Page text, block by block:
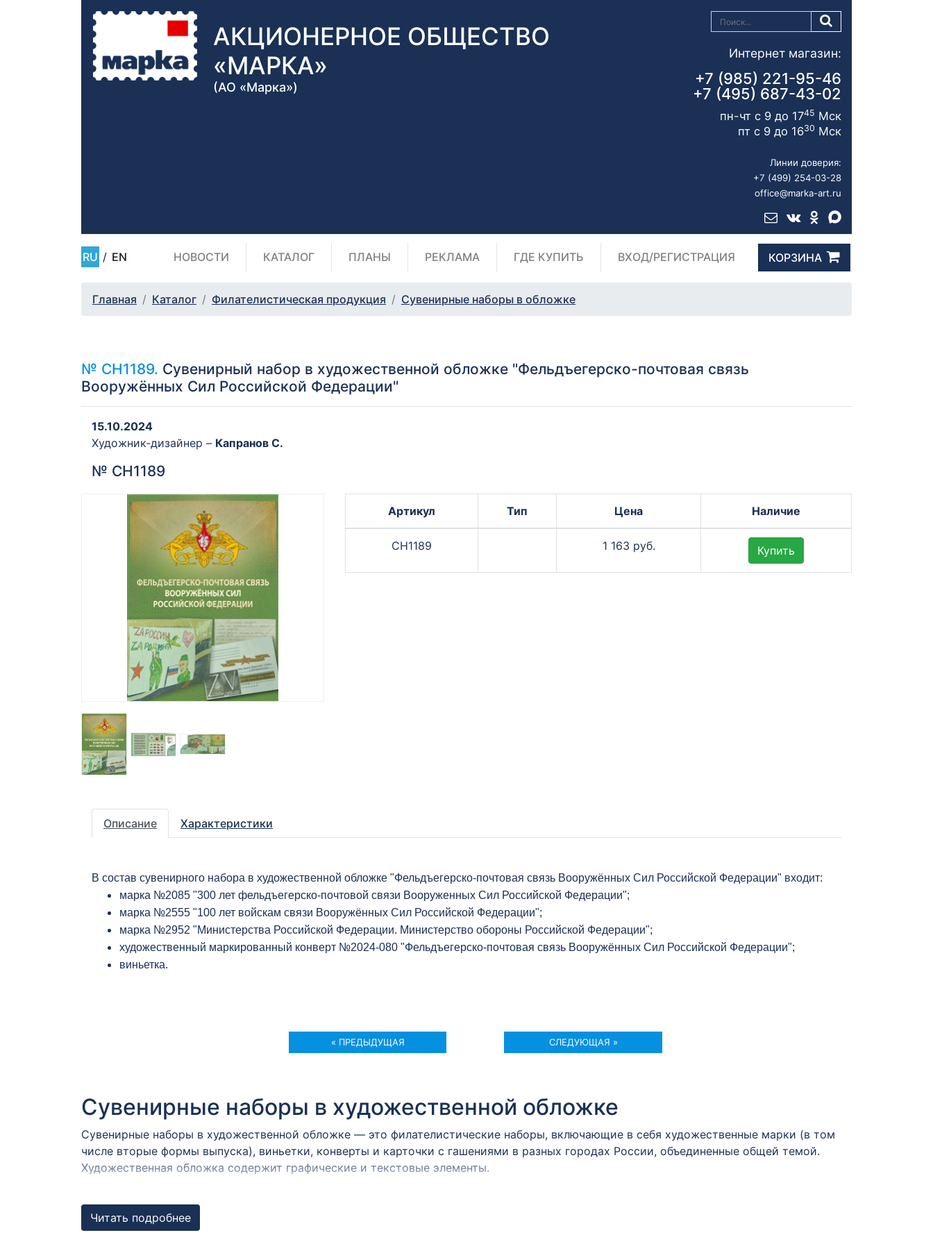
АКЦИОНЕРНОЕ ОБЩЕСТВО
«МАРКА»
(АО «Марка»)
Интернет магазин:
+7 (985) 221-95-46
+7 (495) 687-43-02
пн-чт с 9 до 1745 Мск
пт с 9 до 1630 Мск
Линии доверия:
+7 (499) 254-03-28
office@marka-art.ru
RU / EN НОВОСТИ КАТАЛОГ ПЛАНЫ РЕКЛАМА ГДЕ КУПИТЬ ВХОД/РЕГИСТРАЦИЯ КОРЗИНА
Главная Каталог Филателистическая продукция Сувенирные наборы в обложке
№ СН1189. Сувенирный набор в художественной обложке "Фельдъегерско-почтовая связь
Вооружённых Сил Российской Федерации"
15.10.2024
Художник-дизайнер – Капранов С.
№ СН1189
Артикул Тип Цена Наличие
СН1189 1 163 руб. Купить
Описание Характеристики
В состав сувенирного набора в художественной обложке "Фельдъегерско-почтовая связь Вооружённых Сил Российской Федерации" входит:
марка №2085 "300 лет фельдъегерско-почтовой связи Вооруженных Сил Российской Федерации";
марка №2555 "100 лет войскам связи Вооружённых Сил Российской Федерации";
марка №2952 "Министерства Российской Федерации. Министерство обороны Российской Федерации";
художественный маркированный конверт №2024-080 "Фельдъегерско-почтовая связь Вооружённых Сил Российской Федерации";
виньетка.
« ПРЕДЫДУЩАЯ СЛЕДУЮЩАЯ »
Сувенирные наборы в художественной обложке
Сувенирные наборы в художественной обложке — это филателистические наборы, включающие в себя художественные марки (в том
числе вторые формы выпуска), виньетки, конверты и карточки с гашениями в разных городах России, объединенные общей темой.
Художественная обложка содержит графические и текстовые элементы.
Набор почтовых марок может быть прекрасным подарком!
Наборы могут быть дополнены памятными и сувенирными монетами, или банкнотами.
Читать подробнее